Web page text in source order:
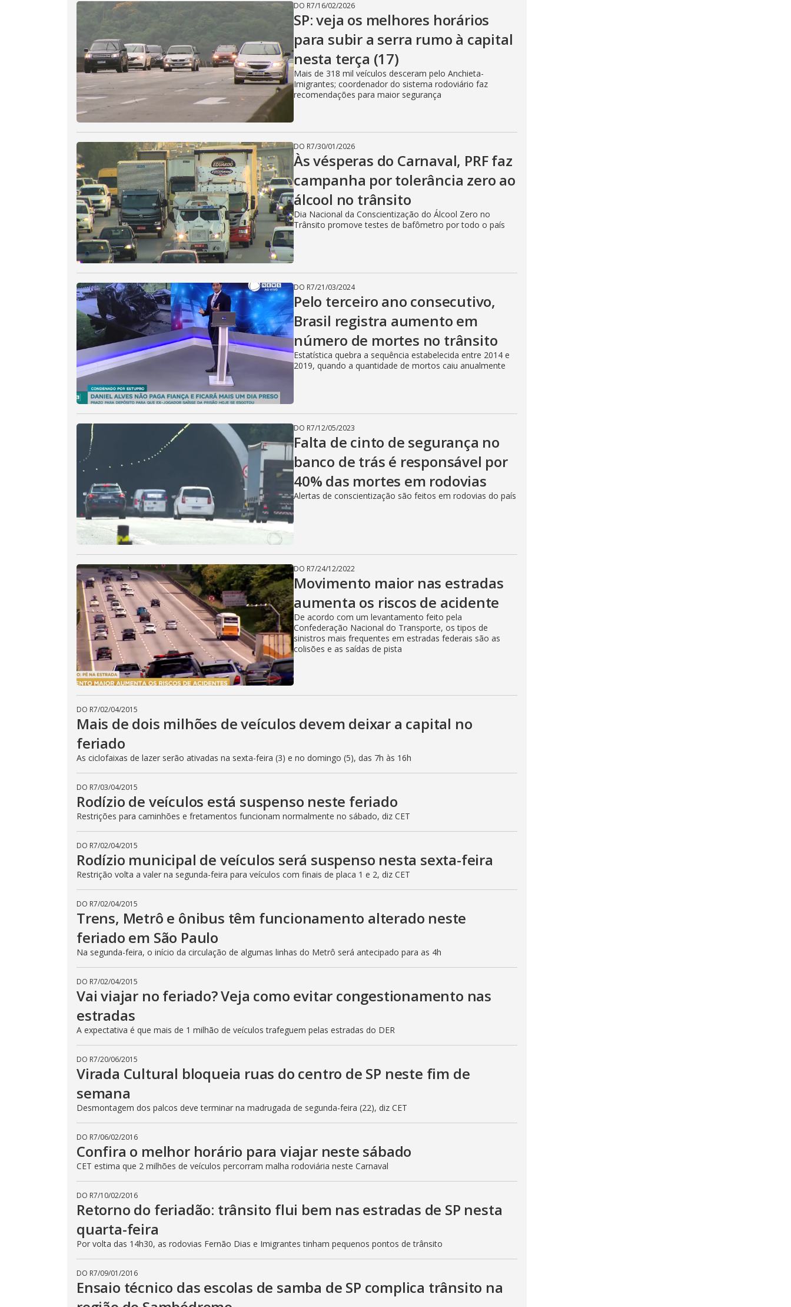
DO R7/16/02/2026
SP: veja os melhores horários
para subir a serra rumo à capital
nesta terça (17)
Mais de 318 mil veículos desceram pelo Anchieta-
Imigrantes; coordenador do sistema rodoviário faz
recomendações para maior segurança
DO R7/30/01/2026
Às vésperas do Carnaval, PRF faz
campanha por tolerância zero ao
álcool no trânsito
Dia Nacional da Conscientização do Álcool Zero no
Trânsito promove testes de bafômetro por todo o país
DO R7/21/03/2024
Pelo terceiro ano consecutivo,
Brasil registra aumento em
número de mortes no trânsito
Estatística quebra a sequência estabelecida entre 2014 e
2019, quando a quantidade de mortos caiu anualmente
DO R7/12/05/2023
Falta de cinto de segurança no
banco de trás é responsável por
40% das mortes em rodovias
Alertas de conscientização são feitos em rodovias do país
DO R7/24/12/2022
Movimento maior nas estradas
aumenta os riscos de acidente
De acordo com um levantamento feito pela
Confederação Nacional do Transporte, os tipos de
sinistros mais frequentes em estradas federais são as
colisões e as saídas de pista
DO R7/02/04/2015
Mais de dois milhões de veículos devem deixar a capital no
feriado
As ciclofaixas de lazer serão ativadas na sexta-feira (3) e no domingo (5), das 7h às 16h
DO R7/03/04/2015
Rodízio de veículos está suspenso neste feriado
Restrições para caminhões e fretamentos funcionam normalmente no sábado, diz CET
DO R7/02/04/2015
Rodízio municipal de veículos será suspenso nesta sexta-feira
Restrição volta a valer na segunda-feira para veículos com finais de placa 1 e 2, diz CET
DO R7/02/04/2015
Trens, Metrô e ônibus têm funcionamento alterado neste
feriado em São Paulo
Na segunda-feira, o início da circulação de algumas linhas do Metrô será antecipado para as 4h
DO R7/02/04/2015
Vai viajar no feriado? Veja como evitar congestionamento nas
estradas
A expectativa é que mais de 1 milhão de veículos trafeguem pelas estradas do DER
DO R7/20/06/2015
Virada Cultural bloqueia ruas do centro de SP neste fim de
semana
Desmontagem dos palcos deve terminar na madrugada de segunda-feira (22), diz CET
DO R7/06/02/2016
Confira o melhor horário para viajar neste sábado
CET estima que 2 milhões de veículos percorram malha rodoviária neste Carnaval
DO R7/10/02/2016
Retorno do feriadão: trânsito flui bem nas estradas de SP nesta
quarta-feira
Por volta das 14h30, as rodovias Fernão Dias e Imigrantes tinham pequenos pontos de trânsito
DO R7/09/01/2016
Ensaio técnico das escolas de samba de SP complica trânsito na